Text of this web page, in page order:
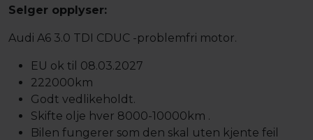
Selger opplyser:
Audi A6 3.0 TDI CDUC -problemfri motor.
EU ok til 08.03.2027
222000km
Godt vedlikeholdt.
Skifte olje hver 8000-10000km .
Bilen fungerer som den skal uten kjente feil